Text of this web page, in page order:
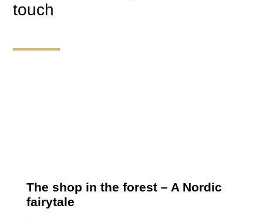
touch
The shop in the forest – A Nordic
fairytale